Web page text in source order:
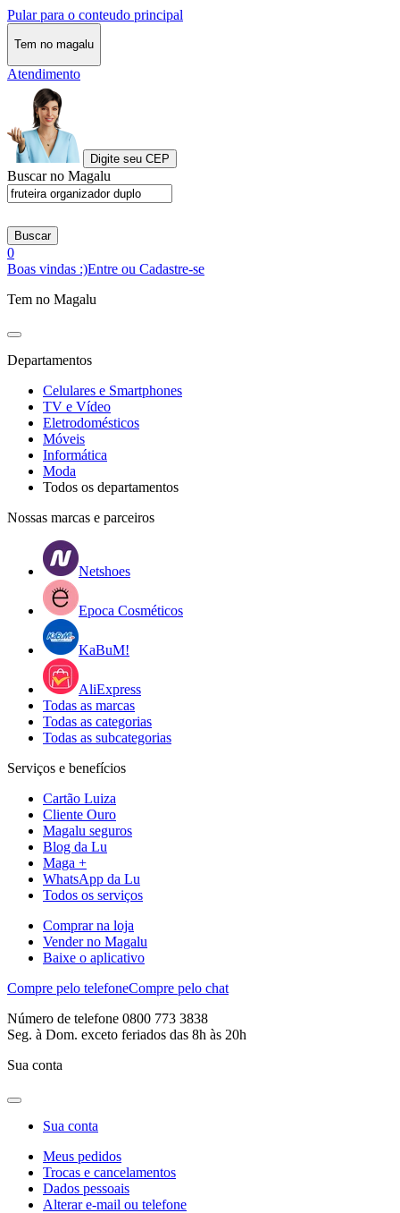
Pular para o conteudo principal
Tem no magalu
Atendimento
Digite seu CEP
Buscar no Magalu
Buscar
0
Boas vindas :)Entre ou Cadastre-se
Tem no Magalu
Departamentos
Celulares e Smartphones
TV e Vídeo
Eletrodomésticos
Móveis
Informática
Moda
Todos os departamentos
Nossas marcas e parceiros
Netshoes
Epoca Cosméticos
KaBuM!
AliExpress
Todas as marcas
Todas as categorias
Todas as subcategorias
Serviços e benefícios
Cartão Luiza
Cliente Ouro
Magalu seguros
Blog da Lu
Maga +
WhatsApp da Lu
Todos os serviços
Comprar na loja
Vender no Magalu
Baixe o aplicativo
Compre pelo telefoneCompre pelo chat
Número de telefone 0800 773 3838
Seg. à Dom. exceto feriados das 8h às 20h
Sua conta
Sua conta
Meus pedidos
Trocas e cancelamentos
Dados pessoais
Alterar e-mail ou telefone